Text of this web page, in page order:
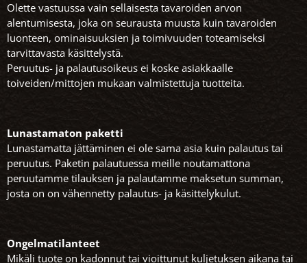
Olette vastuussa vain sellaisesta tavaroiden arvon
alentumisesta, joka on seurausta muusta kuin tavaroiden
luonteen, ominaisuuksien ja toimivuuden toteamiseksi
tarvittavasta käsittelystä.
Peruutus- ja palautusoikeus ei koske asiakkaalle
toiveiden/mittojen mukaan valmistettuja tuotteita.
Lunastamaton paketti
Lunastamatta jättäminen ei ole sama asia kuin palautus tai
peruutus. Paketin palautuessa meille noutamattona
peruutamme tilauksen ja palautamme maksetun summan,
josta on on vähennetty palautus- ja käsittelykulut.
Ongelmatilanteet
Mikäli tuote on kadonnut tai vioittunut kuljetuksen aikana tai